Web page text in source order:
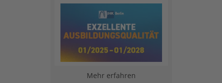
Mehr erfahren